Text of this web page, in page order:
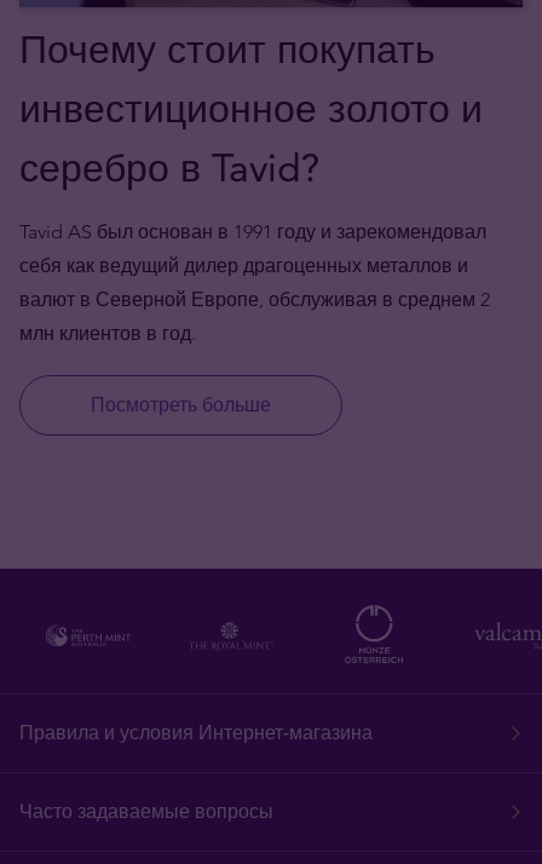
Почему стоит покупать
инвестиционное золото и
серебро в Tavid?
Tavid AS был основан в 1991 году и зарекомендовал
себя как ведущий дилер драгоценных металлов и
валют в Северной Европе, обслуживая в среднем 2
млн клиентов в год.
Посмотреть больше
Правила и условия Интернет-магазина
Часто задаваемые вопросы